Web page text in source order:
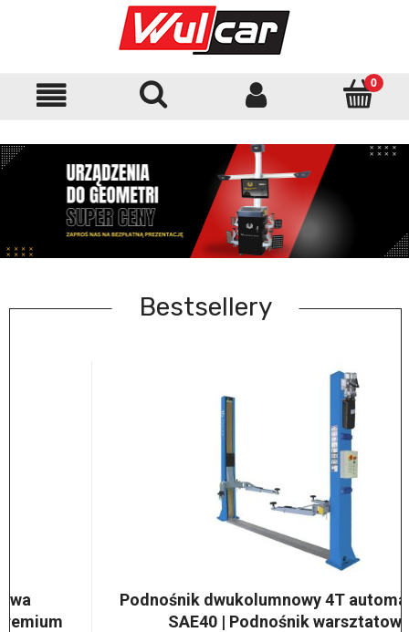
Bestsellery
Podnośnik dwukolumnowy 4T automatyczny
SAE40 | Podnośnik warsztatowy